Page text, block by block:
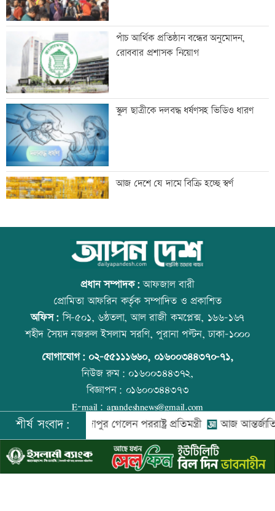
আজ ১১ ঘণ্টা গ্যাস থাকবে না যেসব এলাকায়
সীমান্তে বিএসএফের গুলিতে বাংলাদেশি যুবক
নিহত
৪০ ঘণ্টা পর ঢাকার পথে বিমানের ফ্লাইট
তিনজনকে পুশইনের চেষ্টা বিএসএফের,
প্রতিহত করল বিজিবি
এসএসসির ফলাফল সোমবার, যেভাবে পাবে
পরীক্ষার্থীরা
সিঙ্গাপুর গেলেন পররাষ্ট্র প্রতিমন্ত্রী
মাতারবাড়ি পৌঁছেছেন প্রধানমন্ত্রী
পাঁচ আর্থিক প্রতিষ্ঠান বন্ধের অনুমোদন,
রোববার প্রশাসক নিয়োগ
স্কুল ছাত্রীকে দলবদ্ধ ধর্ষণসহ ভিডিও ধারণ
আজ দেশে যে দামে বিক্রি হচ্ছে স্বর্ণ
আজ বিশ্ব বন্ধু দিবস
কোরআন-হাদিসে নামাজ না পড়ার শাস্তি
আজ স্বর্ণ-রুপা যে দামে বিক্রি হচ্ছে
আজ দেশে স্বর্ণের দাম বাড়ল নাকি কমলো
প্রধান সম্পাদক:আফজাল বারী
প্রোমিতা আফরিন কর্তৃক সম্পাদিত ও প্রকাশিত
অফিস:সি-৫০১, ৬ষ্ঠতলা, আল রাজী কমপ্লেক্স, ১৬৬-১৬৭
শহীদ সৈয়দ নজরুল ইসলাম সরণি, পুরানা পল্টন, ঢাকা-১০০০
যোগাযোগ: ০২-৫৫১১১৬৬০, ০১৬০০৩৪৪৩৭০-৭১,
নিউজ রুম:০১৬০০৩৪৪৩৭২,
বিজ্ঞাপন: ০১৬০০৩৪৪৩৭৩
E-mail: apandeshnews@gmail.com
©২০২৬ |আপন দেশ ডটকমকর্তৃক সর্বসত্ব ® সংরক্ষিত | উন্নয়নে
ইমিথমেকারস.কম
শীর্ষ সংবাদ:
সফরে সিঙ্গাপুর গেলেন পররাষ্ট্র প্রতিমন্ত্রী আজ আন্তর্জাতিক